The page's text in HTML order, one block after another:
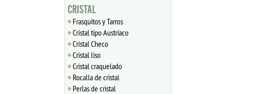
CRISTAL
Frasquitos y Tarros
Cristal tipo Austriaco
Cristal Checo
Cristal liso
Cristal craquelado
Rocalla de cristal
Perlas de cristal